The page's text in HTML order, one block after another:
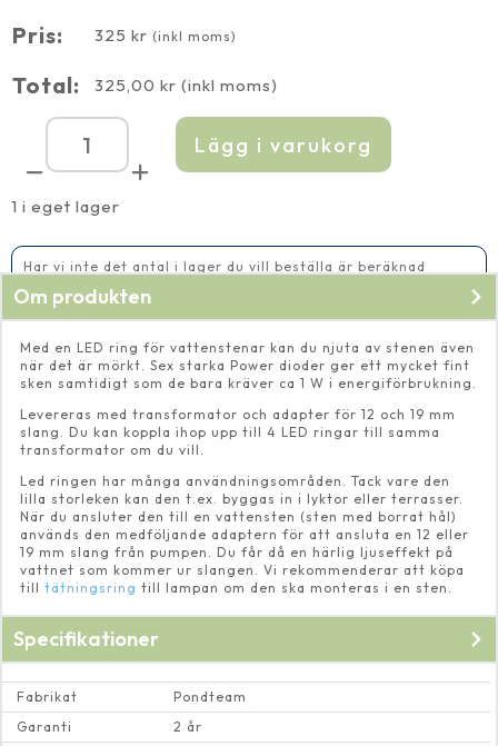
1 i eget lager
transformator
Pris: 325 kr (inkl moms)
Total: 325,00 kr (inkl moms)
LED
ring
varmvit
i
med
transformator
mängd
Lägg i varukorg
Har vi inte det antal i lager du vill beställa är beräknad
Om produkten
Med en LED ring för vattenstenar kan du njuta av stenen även
när det är mörkt. Sex starka Power dioder ger ett mycket fint
sken samtidigt som de bara kräver ca 1 W i energiförbrukning.
Levereras med transformator och adapter för 12 och 19 mm
slang. Du kan koppla ihop upp till 4 LED ringar till samma
transformator om du vill.
Led ringen har många användningsområden. Tack vare den
lilla storleken kan den t.ex. byggas in i lyktor eller terrasser.
När du ansluter den till en vattensten (sten med borrat hål)
används den medföljande adaptern för att ansluta en 12 eller
19 mm slang från pumpen. Du får då en härlig ljuseffekt på
vattnet som kommer ur slangen. Vi rekommenderar att köpa
till tätningsring till lampan om den ska monteras i en sten.
Specifikationer
Fabrikat
Pondteam
Garanti
2 år